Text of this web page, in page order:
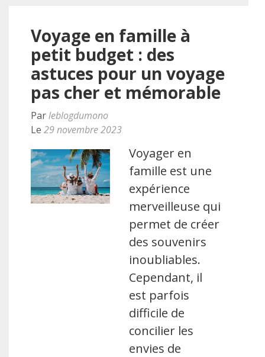
Voyage en famille à
petit budget : des
astuces pour un voyage
pas cher et mémorable
Parleblogdumono
Le 29 novembre 2023
Voyager en
famille est une
expérience
merveilleuse qui
permet de créer
des souvenirs
inoubliables.
Cependant, il
est parfois
difficile de
concilier les
envies de